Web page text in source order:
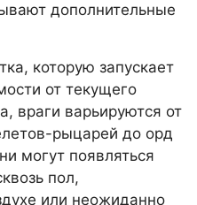
дополнительные
которую запускает
от текущего
враги варьируются от
рыцарей до орд
могут появляться
пол,
или неожиданно